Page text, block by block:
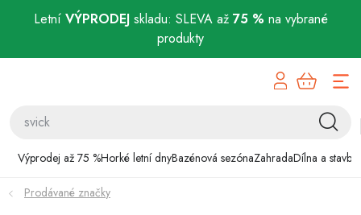
Letní VÝPRODEJskladu: SLEVA až 75 % na vybrané
produkty
Výprodej až 75 %Horké letní dnyBazénová sezónaZahradaDílna a stavba
Bazénová sezóna
Zahrada
Prodávané značky